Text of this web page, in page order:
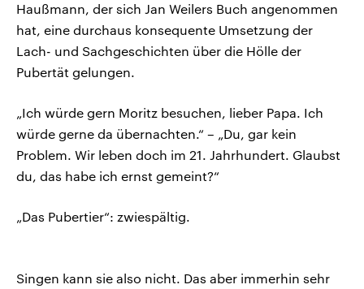
Haußmann, der sich Jan Weilers Buch angenommen
hat, eine durchaus konsequente Umsetzung der
Lach- und Sachgeschichten über die Hölle der
Pubertät gelungen.
„Ich würde gern Moritz besuchen, lieber Papa. Ich
würde gerne da übernachten.“ – „Du, gar kein
Problem. Wir leben doch im 21. Jahrhundert. Glaubst
du, das habe ich ernst gemeint?“
„Das Pubertier“: zwiespältig.
Singen kann sie also nicht. Das aber immerhin sehr